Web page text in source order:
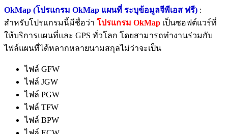
OkMap (โปรแกรม OkMap แผนที่ ระบุข้อมูลจีพีเอส ฟรี) :
สำหรับโปรแกรมนี้มีชื่อว่า โปรแกรม OkMap เป็นซอฟต์แวร์ที่
ให้บริการแผนที่และ GPS ทั่วโลก โดยสามารถทำงานร่วมกับ
ไฟล์แผนที่ได้หลากหลายนามสกุลไม่ว่าจะเป็น
ไฟล์ GFW
ไฟล์ JGW
ไฟล์ PGW
ไฟล์ TFW
ไฟล์ BPW